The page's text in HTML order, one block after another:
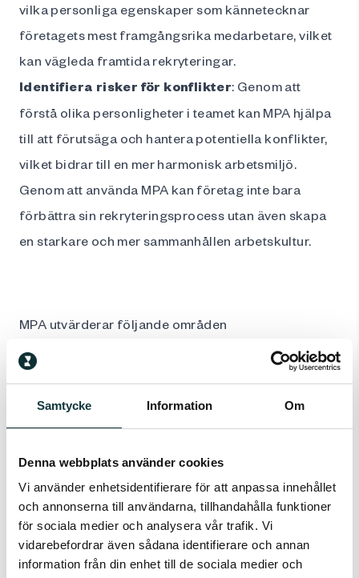
Samtycke Information Om
Denna webbplats använder cookies
Vi använder enhetsidentifierare för att anpassa innehållet
och annonserna till användarna, tillhandahålla funktioner
för sociala medier och analysera vår trafik. Vi
vidarebefordrar även sådana identifierare och annan
information från din enhet till de sociala medier och
vilka personliga egenskaper som kännetecknar
företagets mest framgångsrika medarbetare, vilket
kan vägleda framtida rekryteringar.
Identifiera risker för konflikter: Genom att
förstå olika personligheter i teamet kan MPA hjälpa
till att förutsäga och hantera potentiella konflikter,
vilket bidrar till en mer harmonisk arbetsmiljö.
Genom att använda MPA kan företag inte bara
förbättra sin rekryteringsprocess utan även skapa
en starkare och mer sammanhållen arbetskultur.
MPA utvärderar följande områden
MPA (Motivational Profile Analysis) erbjuder en
omfattande analys av olika aspekter av en individs
personlighet och hur dessa faktorer påverkar
arbetsmiljön och prestationerna. Här är några
centrala områden som MPA fokuserar på:
Drivfaktorer
Drivfaktorer är de inre motivationer som driver en
individ att prestera och engagera sig i sina
uppgifter. MPA utvärderar: